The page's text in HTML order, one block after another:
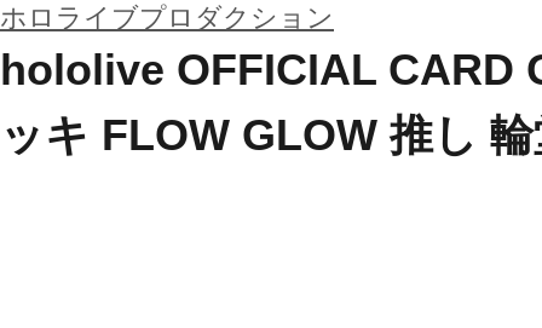
ホロライブプロダクション
hololive OFFICIAL CARD
ッキ FLOW GLOW 推し